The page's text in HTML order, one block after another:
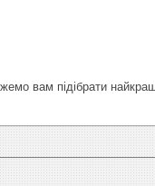
вам підібрати